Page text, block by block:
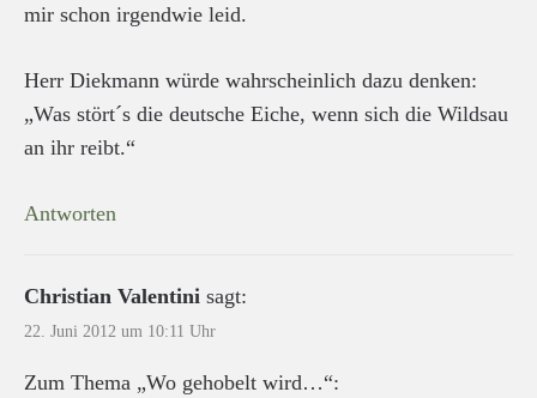
mir schon irgendwie leid.
Herr Diekmann würde wahrscheinlich dazu denken:
„Was stört´s die deutsche Eiche, wenn sich die Wildsau
an ihr reibt.“
Antworten
Christian Valentini sagt:
22. Juni 2012 um 10:11 Uhr
Zum Thema „Wo gehobelt wird…“: